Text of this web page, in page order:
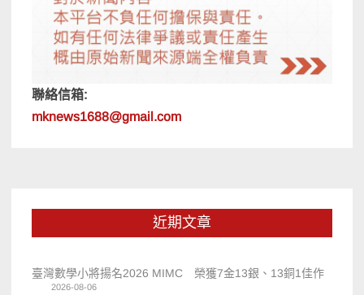
聯絡信箱:
mknews1688@gmail.com
近期文章
臺灣數學小將揚名2026 MIMC​ 榮獲7金13銀、13銅1佳作
2026-08-06